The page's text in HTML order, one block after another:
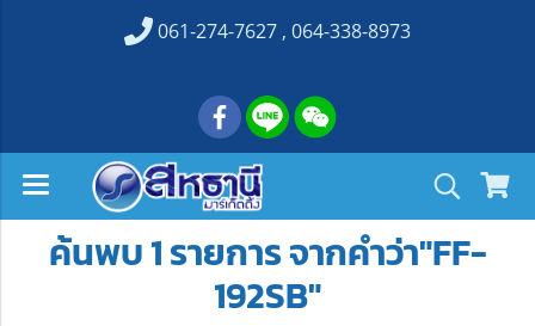
061-274-7627 , 064-338-8973
ค้นพบ 1 รายการ จากคำว่า"FF-
192SB"